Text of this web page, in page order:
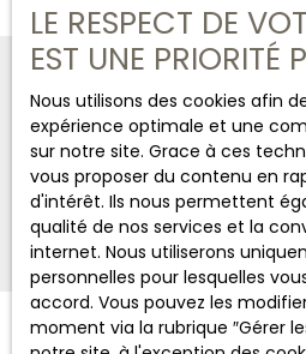
CHASSAIGNE
+33 6 03 43
Nous
LE RESPECT DE
EST UNE PRIORITÉ
Nous utilisons des cookies afin
expérience optimale et une
sur notre site. Grace à ces
vous proposer du contenu en
d'intérêt. Ils nous permettent
qualité de nos services et la
internet. Nous utiliserons
personnelles pour lesquelles
accord. Vous pouvez les
moment via la rubrique ″Gérer